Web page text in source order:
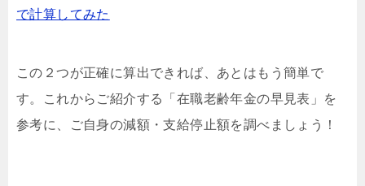
で計算してみた
この２つが正確に算出できれば、あとはもう簡単で
す。これからご紹介する「在職老齢年金の早見表」を
参考に、ご自身の減額・支給停止額を調べましょう！